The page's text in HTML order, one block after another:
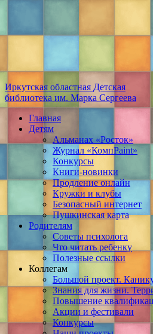
Иркутская областная Детская
библиотека им. Марка Сергеева
Главная
Детям
Альманах «Росток»
Журнал «КомпPaint»
Конкурсы
Книги-новинки
Продление онлайн
Кружки и клубы
Безопасный интернет
Пушкинская карта
Родителям
Советы психолога
Что читать ребенку
Полезные ссылки
Коллегам
Большой проект.
Знания для жизни.
Повышение
Акции и фестивали
Конкурсы